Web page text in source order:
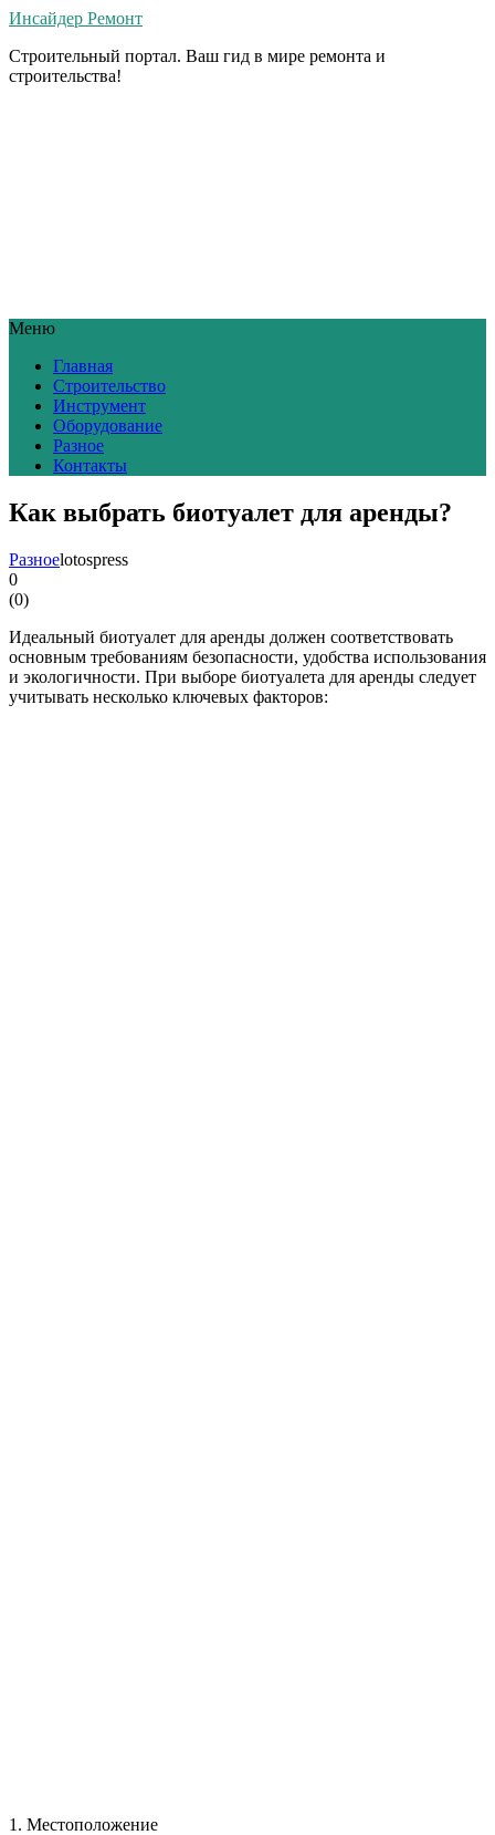
Инсайдер Ремонт
Строительный портал. Ваш гид в мире ремонта и
строительства!
Меню
Главная
Строительство
Инструмент
Оборудование
Разное
Контакты
Как выбрать биотуалет для аренды?
Разноеlotospress
0
(0)
Идеальный биотуалет для аренды должен соответствовать
основным требованиям безопасности, удобства использования
и экологичности. При выборе биотуалета для аренды следует
учитывать несколько ключевых факторов:
1. Местоположение